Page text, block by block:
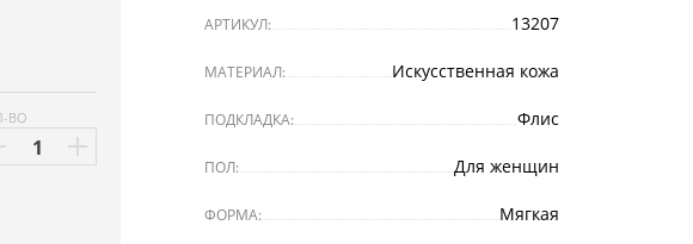
ВО
АРТИКУЛ: 13207
МАТЕРИАЛ: Искусственная кожа
ПОДКЛАДКА: Флис
ПОЛ: Для женщин
ФОРМА: Мягкая